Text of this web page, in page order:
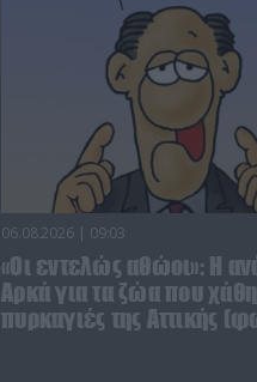
06.08.2026 | 09:03
«Οι εντελώς αθώοι»: Η
Αρκά για τα ζώα που
πυρκαγιές της Αττικής